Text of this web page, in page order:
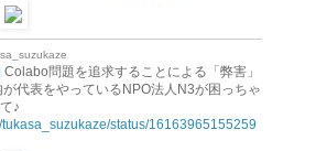
Colabo問題を追求することによる「弊害」
代表をやっているNPO法人N3が困っちゃ
♪
tukasa_suzukaze/status/16163965155259